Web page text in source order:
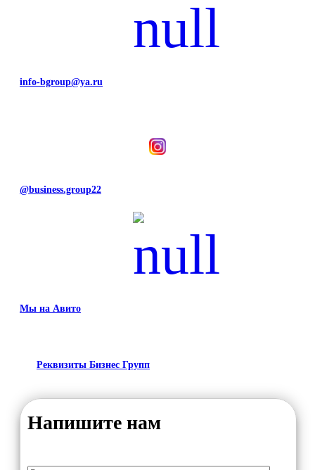
info-bgroup@ya.ru
@business.group22
Мы на Авито
Реквизиты Бизнес Групп
Напишите нам